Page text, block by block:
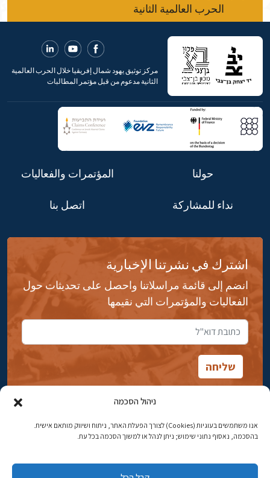
ניהול הסכמה
אנו משתמשים בעוגיות (Cookies) לצורך הפעלת האתר, ניתוח ושיווק מותאם אישית.
בהסכמה, נאסוף נתוני שימוש; ניתן לנהל או למשוך הסכמה בכל עת.
الحرب العالمية الثانية
مركز توثيق يهود شمال إفريقيا خلال الحرب العالمية
الثانية مدعوم من قبل مؤتمر المطالبات
حولنا المؤتمرات والفعاليات
نداء للمشاركة اتصل بنا
اشترك في نشرتنا الإخبارية
انضم إلى قائمة مراسلاتنا واحصل على تحديثات حول
الفعاليات والمؤتمرات التي نقيمها
شارع ابن جبيرول، رحافيا ١٤ أورشليم - القدس